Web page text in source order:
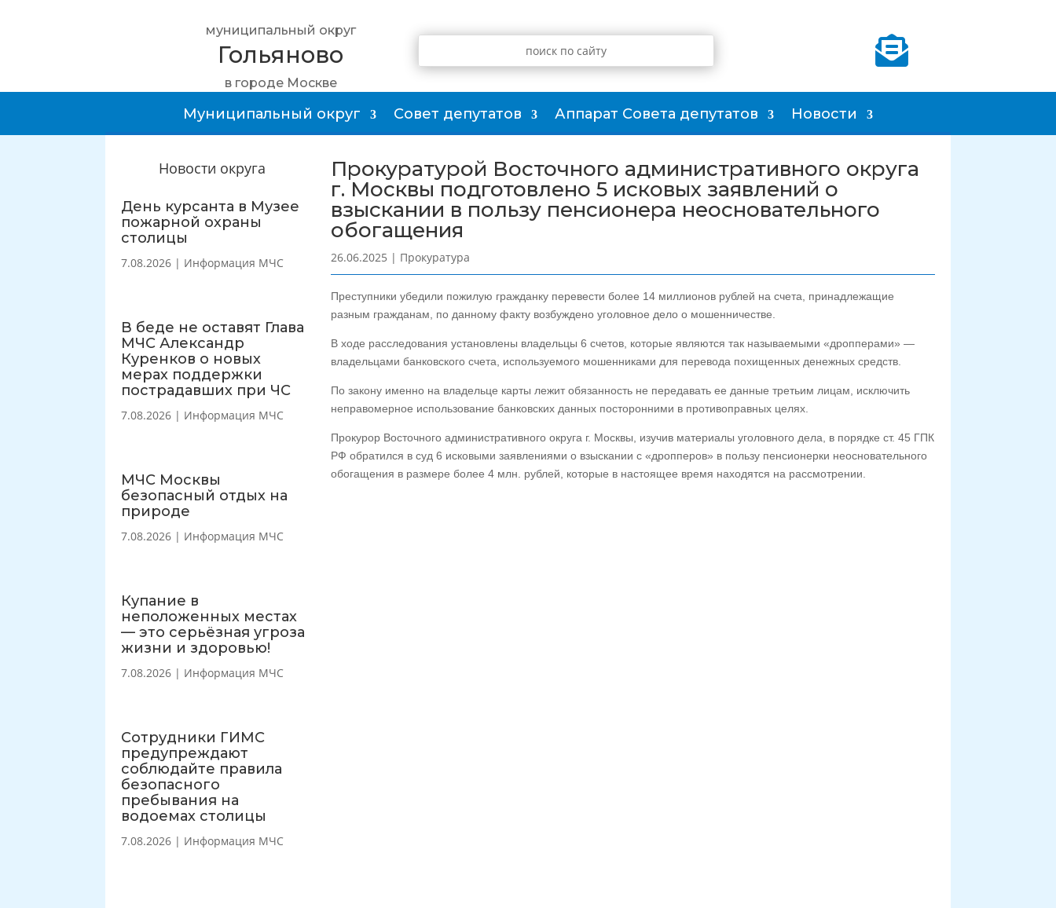
муниципальный округ
Гольяново
в городе Москве

Муниципальный округ Совет депутатов Аппарат Совета депутатов Новости
Новости округа
День курсанта в Музее
пожарной охраны
столицы
7.08.2026 | Информация МЧС
В беде не оставят Глава
МЧС Александр
Куренков о новых
мерах поддержки
пострадавших при ЧС
7.08.2026 | Информация МЧС
МЧС Москвы
безопасный отдых на
природе
7.08.2026 | Информация МЧС
Купание в
неположенных местах
— это серьёзная угроза
жизни и здоровью!
7.08.2026 | Информация МЧС
Сотрудники ГИМС
предупреждают
соблюдайте правила
безопасного
пребывания на
водоемах столицы
7.08.2026 | Информация МЧС
Прокуратурой Восточного административного округа
г. Москвы подготовлено 5 исковых заявлений о
взыскании в пользу пенсионера неосновательного
обогащения
26.06.2025 | Прокуратура
Преступники убедили пожилую гражданку перевести более 14 миллионов рублей на счета, принадлежащие
разным гражданам, по данному факту возбуждено уголовное дело о мошенничестве.
В ходе расследования установлены владельцы 6 счетов, которые являются так называемыми «дропперами» —
владельцами банковского счета, используемого мошенниками для перевода похищенных денежных средств.
По закону именно на владельце карты лежит обязанность не передавать ее данные третьим лицам, исключить
неправомерное использование банковских данных посторонними в противоправных целях.
Прокурор Восточного административного округа г. Москвы, изучив материалы уголовного дела, в порядке ст. 45 ГПК
РФ обратился в суд 6 исковыми заявлениями о взыскании с «дропперов» в пользу пенсионерки неосновательного
обогащения в размере более 4 млн. рублей, которые в настоящее время находятся на рассмотрении.